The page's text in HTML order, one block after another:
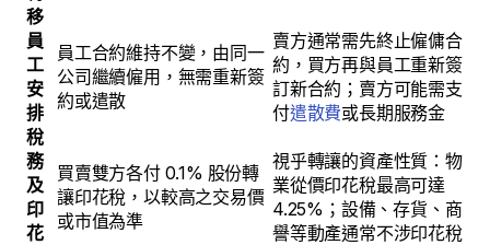
移
員
工
安
排
員工合約維持不變，由同一
公司繼續僱用，無需重新簽
約或遣散
賣方通常需先終止僱傭合
約，買方再與員工重新簽
訂新合約；賣方可能需支
付遣散費或長期服務金
稅
務
及
印
花
買賣雙方各付 0.1% 股份轉
讓印花稅，以較高之交易價
或市值為準
視乎轉讓的資產性質：物
業從價印花稅最高可達
4.25%；設備、存貨、商
譽等動產通常不涉印花稅